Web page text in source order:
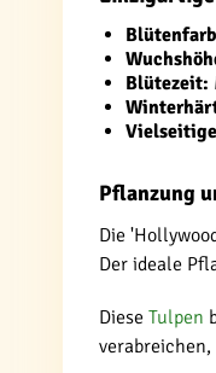
Blütezeit:
Pflanzung
Die
Der ideale
Diese Tulpen